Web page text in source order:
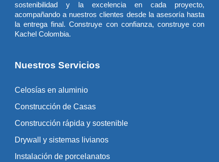
sostenibilidad y la excelencia en cada proyecto,
acompañando a nuestros clientes desde la asesoría hasta
la entrega final. Construye con confianza, construye con
Kachel Colombia.
Nuestros Servicios
Celosías en aluminio
Construcción de Casas
Construcción rápida y sostenible
Drywall y sistemas livianos
Instalación de porcelanatos